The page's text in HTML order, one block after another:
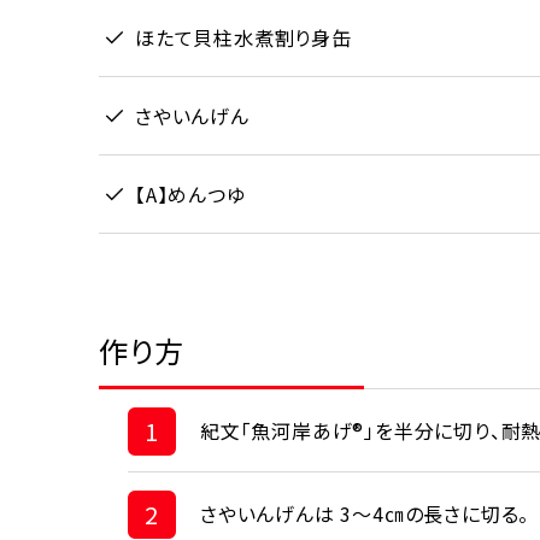
ほたて貝柱水煮割り身缶
さやいんげん
【A】めんつゆ
作り方
1 紀文「魚河岸あげ®」を半分に切り、耐
2 さやいんげんは 3～4㎝の長さに切る。